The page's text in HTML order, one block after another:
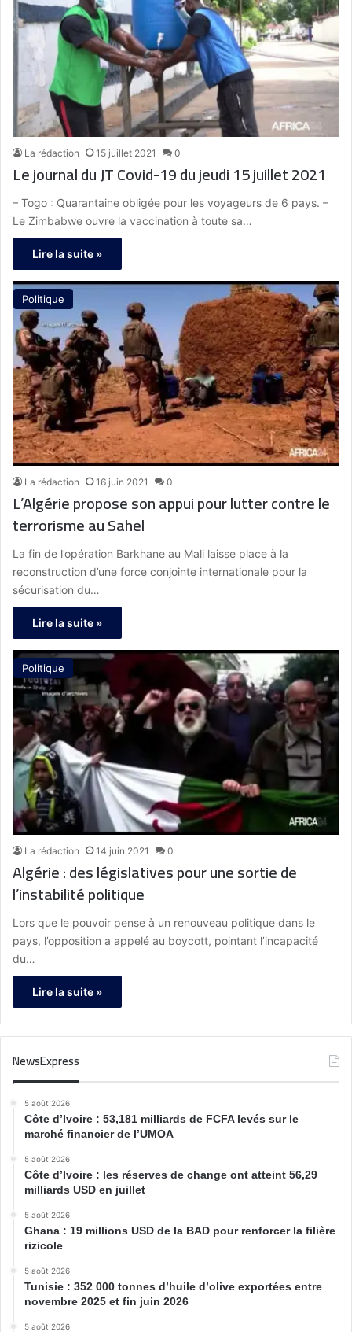
La rédaction 15 juillet 2021 0
Le journal du JT Covid-19 du jeudi 15 juillet 2021
– Togo : Quarantaine obligée pour les voyageurs de 6 pays. –
Le Zimbabwe ouvre la vaccination à toute sa…
Lire la suite »
Politique
La rédaction 16 juin 2021 0
L’Algérie propose son appui pour lutter contre le
terrorisme au Sahel
La fin de l’opération Barkhane au Mali laisse place à la
reconstruction d’une force conjointe internationale pour la
sécurisation du…
Lire la suite »
Politique
La rédaction 14 juin 2021 0
Algérie : des législatives pour une sortie de
l’instabilité politique
Lors que le pouvoir pense à un renouveau politique dans le
pays, l’opposition a appelé au boycott, pointant l’incapacité
du…
Lire la suite »
NewsExpress
5 août 2026
Côte d’Ivoire : 53,181 milliards de FCFA levés sur le
marché financier de l’UMOA
5 août 2026
Côte d’Ivoire : les réserves de change ont atteint 56,29
milliards USD en juillet
5 août 2026
Ghana : 19 millions USD de la BAD pour renforcer la filière
rizicole
5 août 2026
Tunisie : 352 000 tonnes d’huile d’olive exportées entre
novembre 2025 et fin juin 2026
5 août 2026